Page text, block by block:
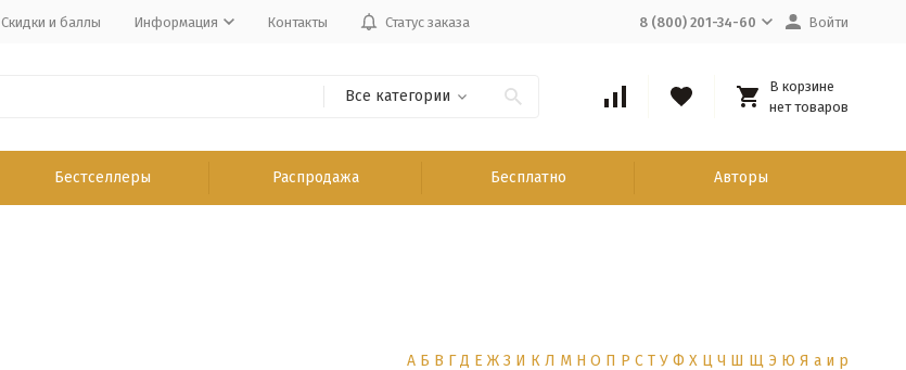
Скидки и баллы Информация Контакты Статус заказа 8 (800) 201-34-60 Войти
Все категории
В корзине
нет товаров
Бестселлеры Распродажа Бесплатно Авторы
А Б В Г Д Е Ж З И К Л М Н О П Р С Т У Ф Х Ц Ч Ш Щ Э Ю Я а и р